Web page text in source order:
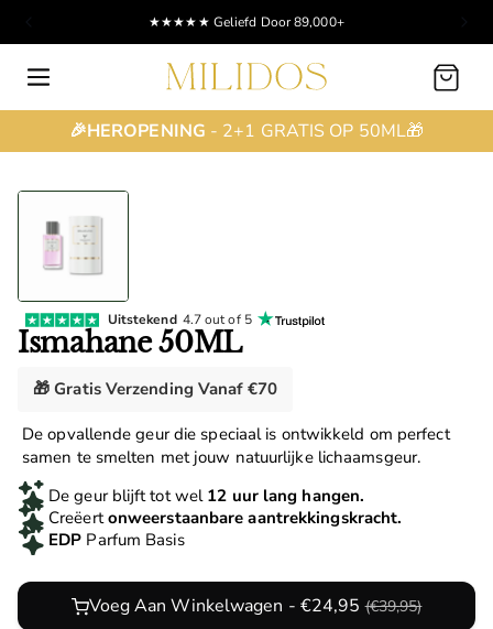
★★★★★ Geliefd Door 89,000+
Winkelwagen
🎉HEROPENING - 2+1 GRATIS OP 50ML🎁
Uitstekend 4.7 out of 5
Ismahane 50ML
🎁 Gratis Verzending Vanaf €70
De opvallende geur die speciaal is ontwikkeld om perfect
samen te smelten met jouw natuurlijke lichaamsgeur.
De geur blijft tot wel 12 uur lang hangen.
Creëertonweerstaanbare aantrekkingskracht.
EDP Parfum Basis
Voeg Aan Winkelwagen - €24,95(€39,95)